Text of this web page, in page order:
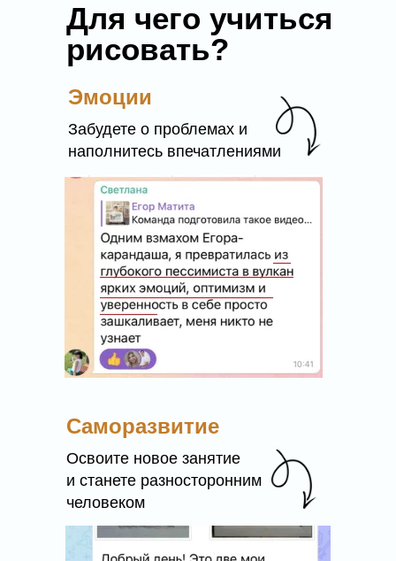
Для чего учиться
рисовать?
Эмоции
Забудете о проблемах и
наполнитесь впечатлениями
Саморазвитие
Освоите новое занятие
и станете разносторонним
человеком